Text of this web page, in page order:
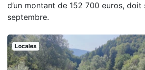
d’un montant de 152 700 euros, doit
septembre.
Locales